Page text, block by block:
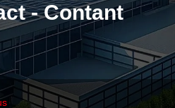
- Contant